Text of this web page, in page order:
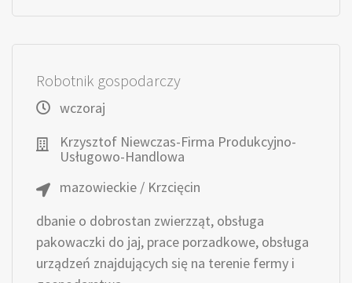
Robotnik gospodarczy
wczoraj
Krzysztof Niewczas-Firma Produkcyjno-
Usługowo-Handlowa
mazowieckie / Krzcięcin
dbanie o dobrostan zwierzząt, obsługa
pakowaczki do jaj, prace porzadkowe, obsługa
urządzeń znajdujących się na terenie fermy i